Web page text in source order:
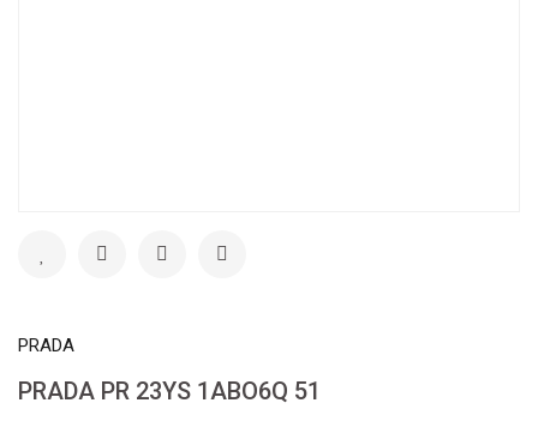
PRADA
PRADA PR 23YS 1ABO6Q 51